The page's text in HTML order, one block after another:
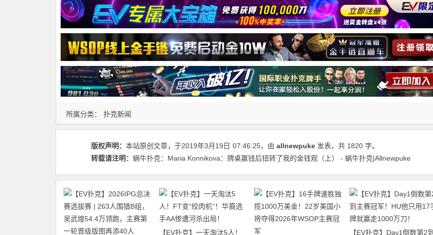
所属分类： 扑克新闻
版权声明： 本站原创文章，于2019年3月19日 07:46:25，由 allnewpuke 发表，共 1820 字。
转载请注明： 蜗牛扑克：Maria Konnikova：牌桌赢钱后扭转了我的金钱观（上） - 蜗牛扑克|Allnewpuke
【EV扑克】一天淘汰5人！ 【EV扑克】Day1倒数第2到